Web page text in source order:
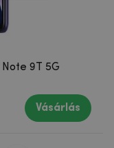
9T 5G
Vásárlás